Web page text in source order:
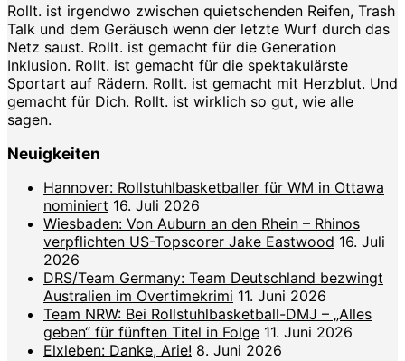
Rollt. ist irgendwo zwischen quietschenden Reifen, Trash
Talk und dem Geräusch wenn der letzte Wurf durch das
Netz saust. Rollt. ist gemacht für die Generation
Inklusion. Rollt. ist gemacht für die spektakulärste
Sportart auf Rädern. Rollt. ist gemacht mit Herzblut. Und
gemacht für Dich. Rollt. ist wirklich so gut, wie alle
sagen.
Neuigkeiten
Hannover: Rollstuhlbasketballer für WM in Ottawa
nominiert 16. Juli 2026
Wiesbaden: Von Auburn an den Rhein – Rhinos
verpflichten US-Topscorer Jake Eastwood 16. Juli
2026
DRS/Team Germany: Team Deutschland bezwingt
Australien im Overtimekrimi 11. Juni 2026
Team NRW: Bei Rollstuhlbasketball-DMJ – „Alles
geben“ für fünften Titel in Folge 11. Juni 2026
Elxleben: Danke, Arie! 8. Juni 2026